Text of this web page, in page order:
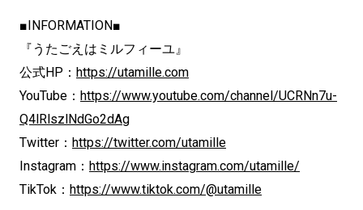
■INFORMATION■
『うたごえはミルフィーユ』
公式HP： https://utamille.com
YouTube： https://www.youtube.com/channel/UCRNn7u-
Q4lRlszlNdGo2dAg
Twitter： https://twitter.com/utamille
Instagram： https://www.instagram.com/utamille/
TikTok： https://www.tiktok.com/@utamille